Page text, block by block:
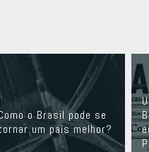
o Brasil pode se
um país melhor?